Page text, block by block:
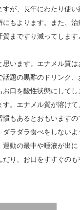
が、長年にわたり使
もよります。また、
まですり減ってしま
います。エナメル質は
題の黒酢のドリンク
口を酸性状態にして
。エナメル質が溶けて
もあるとおもいます
ラダラ食べをしない
動の最中や唾液が出
り、お口をすすぐのも